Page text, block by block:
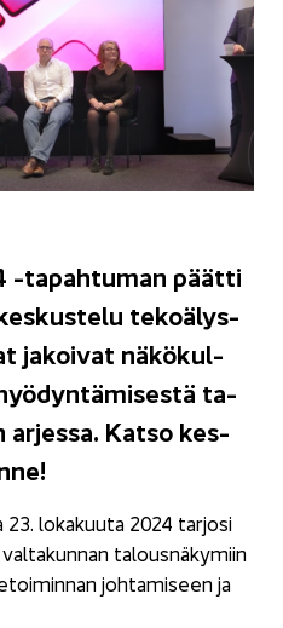
-​tapahtuman päät­ti
te­ko­ä­lys­
ja­koi­vat nä­kö­kul­
ta­
ar­jes­sa. Katso kes­
lo­ka­kuu­ta 2024 tar­jo­si
ta­lous­nä­ky­miin
joh­ta­mi­seen ja